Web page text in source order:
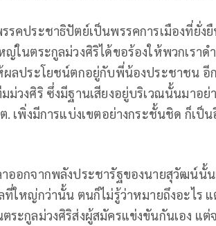
รคประชาธิปัตย์เป็นพรรคการเมืองที่ยั่ง
ในตระกูลม่วงศิริได้ขอร้องให้พวกเราด
ลประโยชน์ตกอยู่กับพี่น้องประชาชน อีก
ม่วงศิริ ซึ่งมีฐานเสียงอยู่บริเวณนั้นมาอย่
เพิ่งมีการแบ่งเขตอย่างกระชั้นชิด ก็เป็
ออกจากพลังประชารัฐของนายสุวัฒน์นั้
ใหญ่กว่านั้น ตนก็ไม่รู้ว่าหมายถึงอะไร
ระกูลม่วงศิริส่งผู้สมัครแข่งขันกันเอง แ